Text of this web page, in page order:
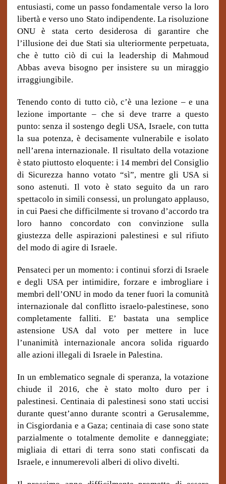
entusiasti, come un passo fondamentale verso la loro
libertà e verso uno Stato indipendente. La risoluzione
ONU è stata certo desiderosa di garantire che
l’illusione dei due Stati sia ulteriormente perpetuata,
che è tutto ciò di cui la leadership di Mahmoud
Abbas aveva bisogno per insistere su un miraggio
irraggiungibile.
Tenendo conto di tutto ciò, c’è una lezione – e una
lezione importante – che si deve trarre a questo
punto: senza il sostengo degli USA, Israele, con tutta
la sua potenza, è decisamente vulnerabile e isolato
nell’arena internazionale. Il risultato della votazione
è stato piuttosto eloquente: i 14 membri del Consiglio
di Sicurezza hanno votato “sì”, mentre gli USA si
sono astenuti. Il voto è stato seguito da un raro
spettacolo in simili consessi, un prolungato applauso,
in cui Paesi che difficilmente si trovano d’accordo tra
loro hanno concordato con convinzione sulla
giustezza delle aspirazioni palestinesi e sul rifiuto
del modo di agire di Israele.
Pensateci per un momento: i continui sforzi di Israele
e degli USA per intimidire, forzare e imbrogliare i
membri dell’ONU in modo da tener fuori la comunità
internazionale dal conflitto israelo-palestinese, sono
completamente falliti. E’ bastata una semplice
astensione USA dal voto per mettere in luce
l’unanimità internazionale ancora solida riguardo
alle azioni illegali di Israele in Palestina.
In un emblematico segnale di speranza, la votazione
chiude il 2016, che è stato molto duro per i
palestinesi. Centinaia di palestinesi sono stati uccisi
durante quest’anno durante scontri a Gerusalemme,
in Cisgiordania e a Gaza; centinaia di case sono state
parzialmente o totalmente demolite e danneggiate;
migliaia di ettari di terra sono stati confiscati da
Israele, e innumerevoli alberi di olivo divelti.